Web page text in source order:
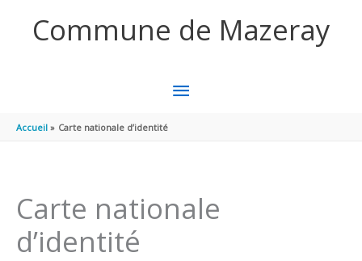
Commune de Mazeray
MENU
Accueil Carte nationale d’identité
Carte nationale
d’identité